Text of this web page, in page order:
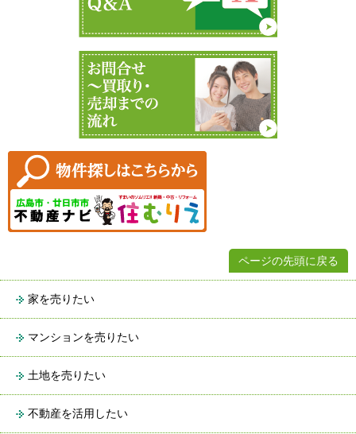
ページの先頭に戻る
家を売りたい
マンションを売りたい
土地を売りたい
不動産を活用したい